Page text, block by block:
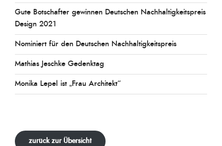
Gute Botschafter gewinnen Deutschen Nachhaltigkeitspreis
Design 2021
Nominiert für den Deutschen Nachhaltigkeitspreis
Mathias Jeschke Gedenktag
Monika Lepel ist „Frau Architekt“
zurück zur Übersicht